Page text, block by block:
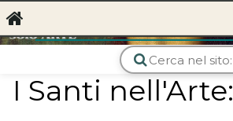
I Santi nell'Arte: